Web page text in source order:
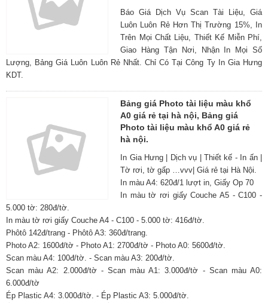
Báo Giá Dịch Vụ Scan Tài Liệu, Giá
Luôn Luôn Rẻ Hơn Thị Trường 15%, In
Trên Mọi Chất Liệu, Thiết Kế Miễn Phí,
Giao Hàng Tận Nơi, Nhận In Mọi Số
Lượng, Bảng Giá Luôn Luôn Rẻ Nhất. Chỉ Có Tại Công Ty In Gia Hưng
KDT.
Bảng giá Photo tài liệu màu khổ
A0 giá rẻ tại hà nội, Bảng giá
Photo tài liệu màu khổ A0 giá rẻ
hà nội.
In Gia Hưng | Dịch vụ | Thiết kế - In ấn |
Tờ rơi, tờ gấp …vvv| Giá rẻ tại Hà Nội.
In màu A4: 620đ/1 lượt in, Giấy Op 70
In màu tờ rơi giấy Couche A5 - C100 -
5.000 tờ: 280đ/tờ.
In màu tờ rơi giấy Couche A4 - C100 - 5.000 tờ: 416đ/tờ.
Phôtô 142đ/trang - Phôtô A3: 360đ/trang.
Photo A2: 1600đ/tờ - Photo A1: 2700đ/tờ - Photo A0: 5600đ/tờ.
Scan màu A4: 100đ/tờ. - Scan màu A3: 200đ/tờ.
Scan màu A2: 2.000đ/tờ - Scan màu A1: 3.000đ/tờ - Scan màu A0:
6.000đ/tờ
Ép Plastic A4: 3.000đ/tờ. - Ép Plastic A3: 5.000đ/tờ.